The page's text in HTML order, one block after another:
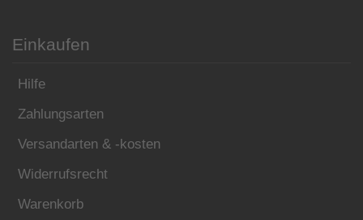
Einkaufen
Hilfe
Zahlungsarten
Versandarten & -kosten
Widerrufsrecht
Warenkorb